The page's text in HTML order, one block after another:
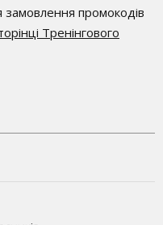
замовлення промокодів
Тренінгового